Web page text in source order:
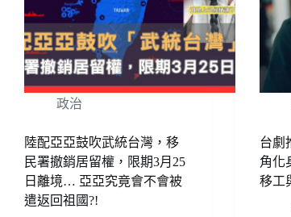
政治
陸配亞亞鼓吹武統台灣，移
民署撤銷居留權，限期3月25
日離境… 亞亞究竟會不會被
遣返回祖國?!
台劇
角化
移工